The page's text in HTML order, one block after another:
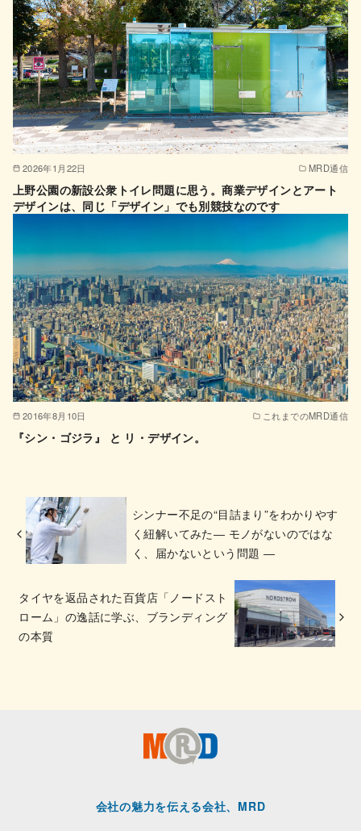
2026年1月22日 MRD通信
上野公園の新設公衆トイレ問題に思う。商業デザインとアート
デザインは、同じ「デザイン」でも別競技なのです
2016年8月10日 これまでのMRD通信
『シン・ゴジラ』 と リ・デザイン。
シンナー不足の“目詰まり”をわかりやす
く紐解いてみた― モノがないのではな
く、届かないという問題 ―
タイヤを返品された百貨店「ノードスト
ローム」の逸話に学ぶ、ブランディング
の本質
会社の魅力を伝える会社、MRD